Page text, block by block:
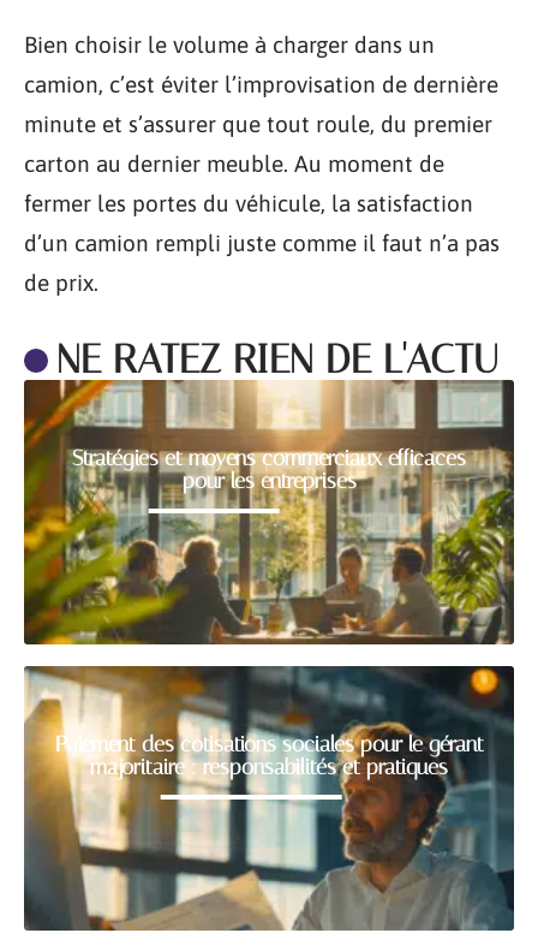
Bien choisir le volume à charger dans un
camion, c’est éviter l’improvisation de dernière
minute et s’assurer que tout roule, du premier
carton au dernier meuble. Au moment de
fermer les portes du véhicule, la satisfaction
d’un camion rempli juste comme il faut n’a pas
de prix.
NE RATEZ RIEN DE L'ACTU
Stratégies et moyens commerciaux efficaces
pour les entreprises
Paiement des cotisations sociales pour le gérant
majoritaire : responsabilités et pratiques